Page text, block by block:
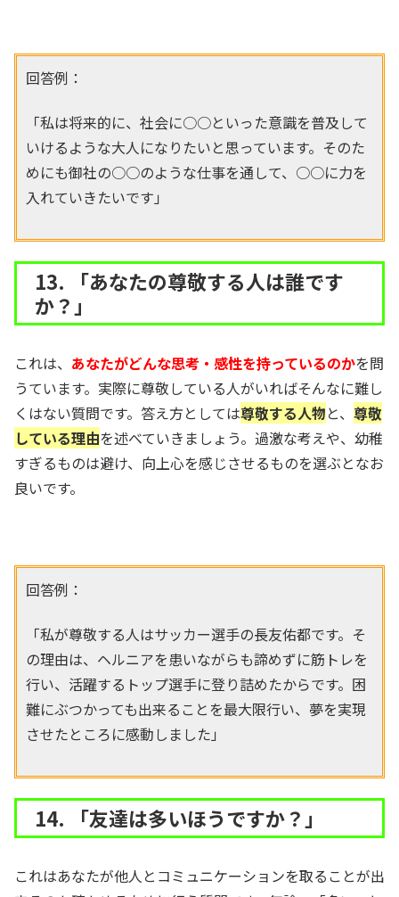
回答例：
「私は将来的に、社会に○○といった意識を普及して
いけるような大人になりたいと思っています。そのた
めにも御社の○○のような仕事を通して、○○に力を
入れていきたいです」
13. 「あなたの尊敬する人は誰です
か？」
これは、 あなたがどんな思考・感性を持っているのかを問
うています。実際に尊敬している人がいればそんなに難し
くはない質問です。答え方としては尊敬する人物と、 尊敬
している理由を述べていきましょう。過激な考えや、幼稚
すぎるものは避け、向上心を感じさせるものを選ぶとなお
良いです。
回答例：
「私が尊敬する人はサッカー選手の長友佑都です。そ
の理由は、ヘルニアを患いながらも諦めずに筋トレを
行い、活躍するトップ選手に登り詰めたからです。困
難にぶつかっても出来ることを最大限行い、夢を実現
させたところに感動しました」
14. 「友達は多いほうですか？」
これはあなたが他人とコミュニケーションを取ることが出